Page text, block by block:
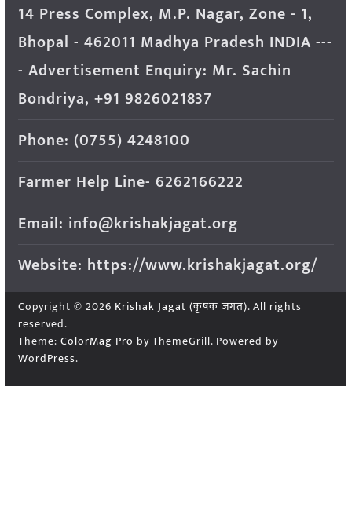
14 Press Complex, M.P. Nagar, Zone - 1,
Bhopal - 462011 Madhya Pradesh INDIA ---
- Advertisement Enquiry: Mr. Sachin
Bondriya, +91 9826021837
Phone: (0755) 4248100
Farmer Help Line- 6262166222
Email: info@krishakjagat.org
Website: https://www.krishakjagat.org/
Copyright © 2026 Krishak Jagat (कृषक जगत). All rights
reserved.
Theme: ColorMag Pro by ThemeGrill. Powered by
WordPress.